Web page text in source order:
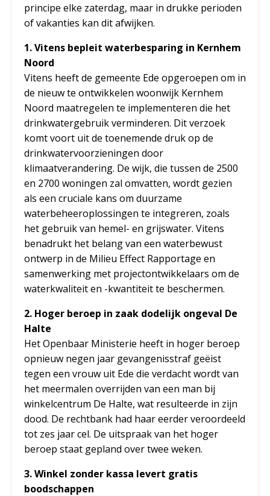
principe elke zaterdag, maar in drukke perioden
of vakanties kan dit afwijken.
1. Vitens bepleit waterbesparing in Kernhem
Noord
Vitens heeft de gemeente Ede opgeroepen om in
de nieuw te ontwikkelen woonwijk Kernhem
Noord maatregelen te implementeren die het
drinkwatergebruik verminderen. Dit verzoek
komt voort uit de toenemende druk op de
drinkwatervoorzieningen door
klimaatverandering. De wijk, die tussen de 2500
en 2700 woningen zal omvatten, wordt gezien
als een cruciale kans om duurzame
waterbeheeroplossingen te integreren, zoals
het gebruik van hemel- en grijswater. Vitens
benadrukt het belang van een waterbewust
ontwerp in de Milieu Effect Rapportage en
samenwerking met projectontwikkelaars om de
waterkwaliteit en -kwantiteit te beschermen.
2. Hoger beroep in zaak dodelijk ongeval De
Halte
Het Openbaar Ministerie heeft in hoger beroep
opnieuw negen jaar gevangenisstraf geëist
tegen een vrouw uit Ede die verdacht wordt van
het meermalen overrijden van een man bij
winkelcentrum De Halte, wat resulteerde in zijn
dood. De rechtbank had haar eerder veroordeeld
tot zes jaar cel. De uitspraak van het hoger
beroep staat gepland over twee weken.
3. Winkel zonder kassa levert gratis
boodschappen